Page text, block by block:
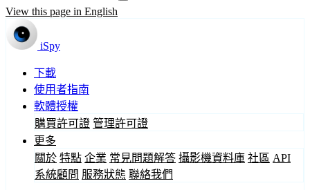
View this page in English
iSpy
下載
使用者指南
軟體授權
購買許可證 管理許可證
更多
關於 特點 企業 常見問題解答 攝影機資料庫 社區 API
系統顧問 服務狀態 聯絡我們